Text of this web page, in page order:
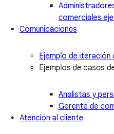
comerciales
Comunicaciones
Ejemplo de iteración
Ejemplos de casos
Analistas y
Gerente de
Atención al cliente